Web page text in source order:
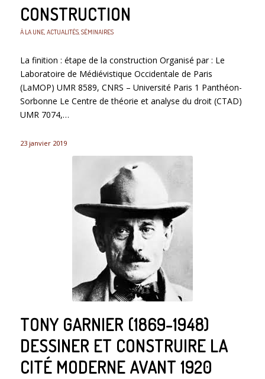
CONSTRUCTION
À LA UNE, ACTUALITÉS, SÉMINAIRES
La finition : étape de la construction Organisé par : Le
Laboratoire de Médiévistique Occidentale de Paris
(LaMOP) UMR 8589, CNRS – Université Paris 1 Panthéon-
Sorbonne Le Centre de théorie et analyse du droit (CTAD)
UMR 7074,…
23 janvier 2019
TONY GARNIER (1869-1948)
DESSINER ET CONSTRUIRE LA
CITÉ MODERNE AVANT 1920